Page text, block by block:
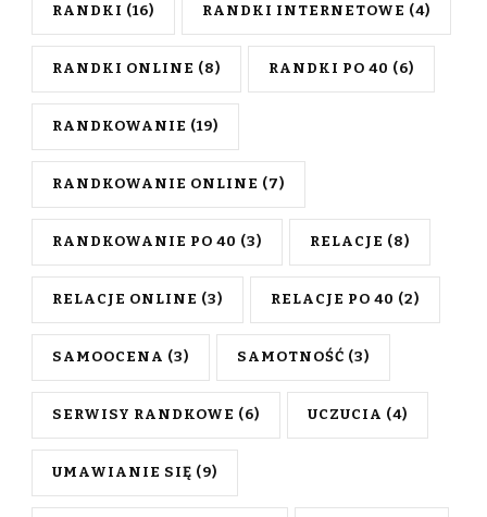
RANDKI (16) RANDKI INTERNETOWE (4)
RANDKI ONLINE (8) RANDKI PO 40 (6)
RANDKOWANIE (19)
RANDKOWANIE ONLINE (7)
RANDKOWANIE PO 40 (3) RELACJE (8)
RELACJE ONLINE (3) RELACJE PO 40 (2)
SAMOOCENA (3) SAMOTNOŚĆ (3)
SERWISY RANDKOWE (6) UCZUCIA (4)
UMAWIANIE SIĘ (9)